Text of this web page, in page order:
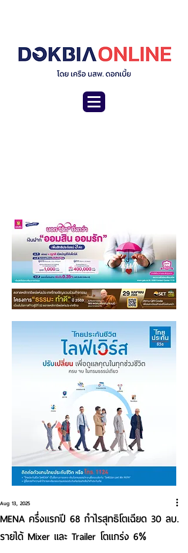
MENA ครึ่งแรกปี 68 กำไรสุทธิโตเฉียด 30 ลบ.
รายได้ Mixer และ Trailer โตแกร่ง 6%
Aug 13, 2025